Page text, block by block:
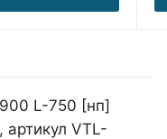
L-750 [нп]
VTL-